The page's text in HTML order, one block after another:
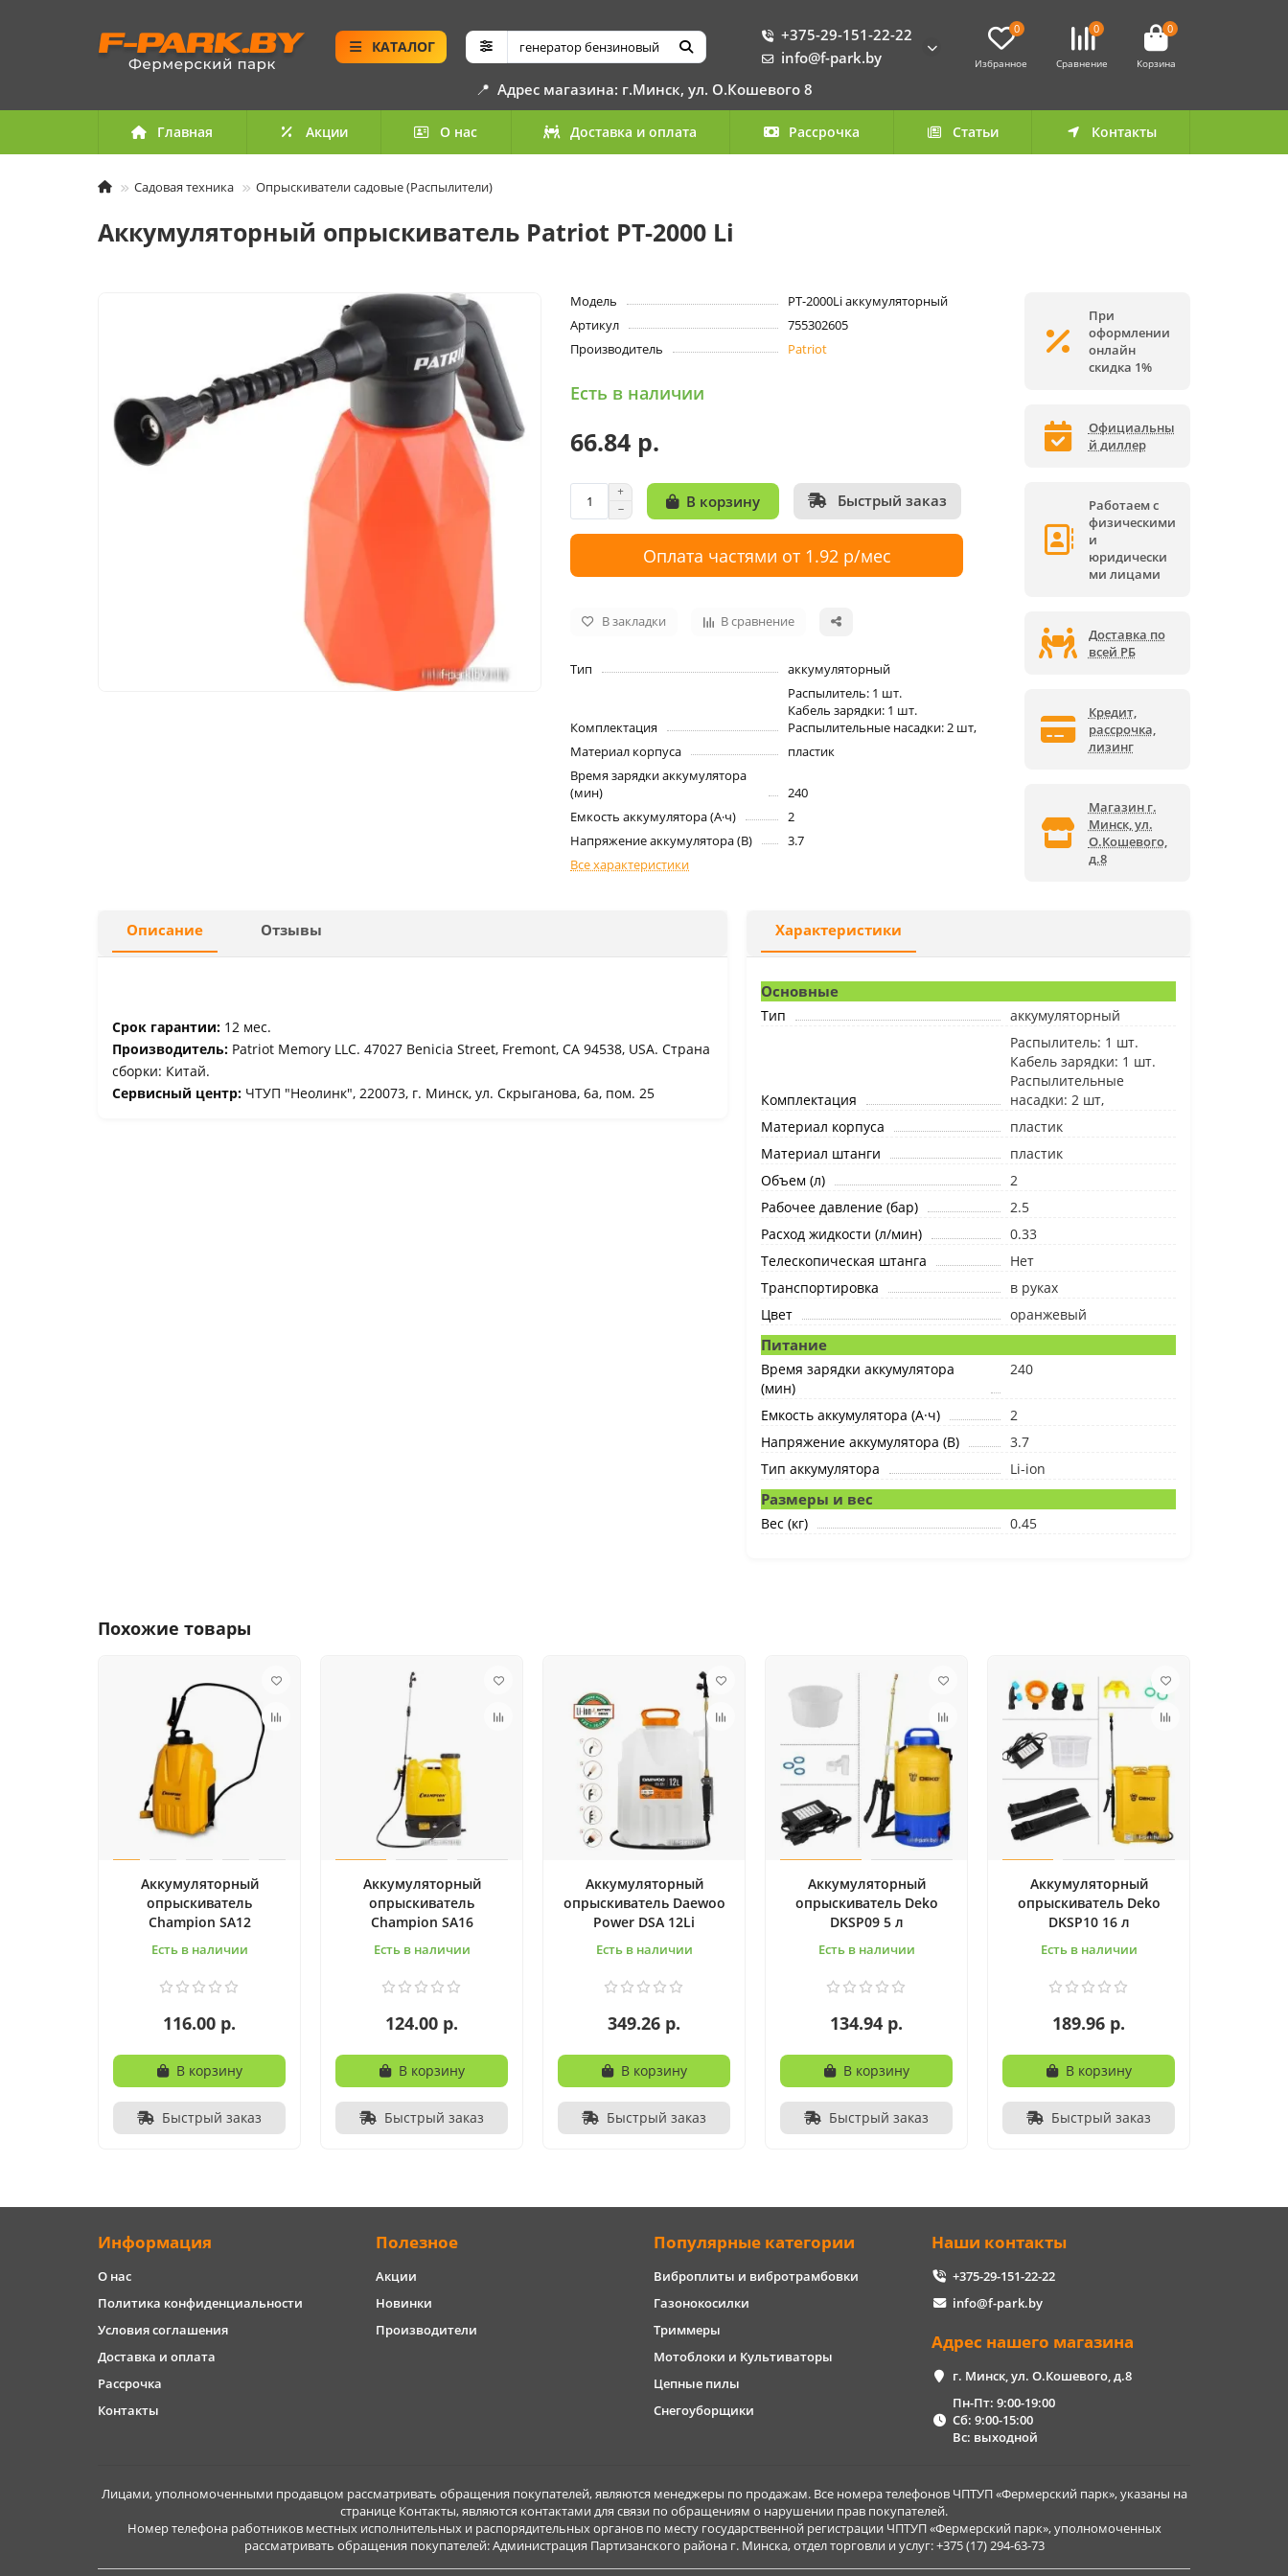
КАТАЛОГ
+375-29-151-22-22
info@f-park.by
0
Избранное
0
Сравнение
0
Корзина
📍 Адрес магазина: г.Минск, ул. О.Кошевого 8
Главная Акции О нас Доставка и оплата Рассрочка Статьи Контакты
Садовая техника Опрыскиватели садовые (Распылители)
Аккумуляторный опрыскиватель Patriot PT-2000 Li
Модель
PT-2000Li аккумуляторный
Артикул
755302605
Производитель
Patriot
Есть в наличии
66.84 р.
В корзину Быстрый заказ
Оплата частями от 1.92 р/мес
В закладки В сравнение
Тип аккумуляторный
Комплектация
Распылитель: 1 шт.
Кабель зарядки: 1 шт.
Распылительные насадки: 2 шт,
Материал корпуса
пластик
Время зарядки аккумулятора
(мин)
240
Емкость аккумулятора (А·ч)
2
Напряжение аккумулятора (В)
3.7
Все характеристики
При
оформлении
онлайн
скидка 1%
Официальны
й диллер
Работаем с
физическими
и
юридически
ми лицами
Доставка по
всей РБ
Кредит,
рассрочка,
лизинг
Магазин г.
Минск, ул.
О.Кошевого,
д.8
Описание Отзывы
Срок гарантии: 12 мес.
Производитель: Patriot Memory LLC. 47027 Benicia Street, Fremont, CA 94538, USA. Страна
сборки: Китай.
Сервисный центр: ЧТУП "Неолинк", 220073, г. Минск, ул. Скрыганова, 6а, пом. 25
Характеристики
Основные
Тип аккумуляторный
Комплектация
Распылитель: 1 шт.
Кабель зарядки: 1 шт.
Распылительные
насадки: 2 шт,
Материал корпуса
пластик
Материал штанги
пластик
Объем (л)
2
Рабочее давление (бар)
2.5
Расход жидкости (л/мин)
0.33
Телескопическая штанга
Нет
Транспортировка
в руках
Цвет
оранжевый
Питание
Время зарядки аккумулятора
(мин)
240
Емкость аккумулятора (А·ч)
2
Напряжение аккумулятора (В)
3.7
Тип аккумулятора
Li-ion
Размеры и вес
Вес (кг) 0.45
Похожие товары
Аккумуляторный
опрыскиватель
Champion SA12
Есть в наличии
116.00 р.
В корзину
Быстрый заказ
Аккумуляторный
опрыскиватель
Champion SA16
Есть в наличии
124.00 р.
В корзину
Быстрый заказ
Аккумуляторный
опрыскиватель Daewoo
Power DSA 12Li
Есть в наличии
349.26 р.
В корзину
Быстрый заказ
Аккумуляторный
опрыскиватель Deko
DKSP09 5 л
Есть в наличии
134.94 р.
В корзину
Быстрый заказ
Аккумуляторный
опрыскиватель Deko
DKSP10 16 л
Есть в наличии
189.96 р.
В корзину
Быстрый заказ
Информация
О нас
Политика конфиденциальности
Условия соглашения
Доставка и оплата
Рассрочка
Контакты
Полезное
Акции
Новинки
Производители
Популярные категории
Виброплиты и вибротрамбовки
Газонокосилки
Триммеры
Мотоблоки и Культиваторы
Цепные пилы
Снегоуборщики
Наши контакты
+375-29-151-22-22
info@f-park.by
Адрес нашего магазина
г. Минск, ул. О.Кошевого, д.8
Пн-Пт: 9:00-19:00
Сб: 9:00-15:00
Вс: выходной
Лицами, уполномоченными продавцом рассматривать обращения покупателей, являются менеджеры по продажам. Все номера телефонов ЧПТУП «Фермерский парк», указаны на
странице Контакты, являются контактами для связи по обращениям о нарушении прав покупателей.
Номер телефона работников местных исполнительных и распорядительных органов по месту государственной регистрации ЧПТУП «Фермерский парк», уполномоченных
рассматривать обращения покупателей: Администрация Партизанского района г. Минска, отдел торговли и услуг: +375 (17) 294-63-73